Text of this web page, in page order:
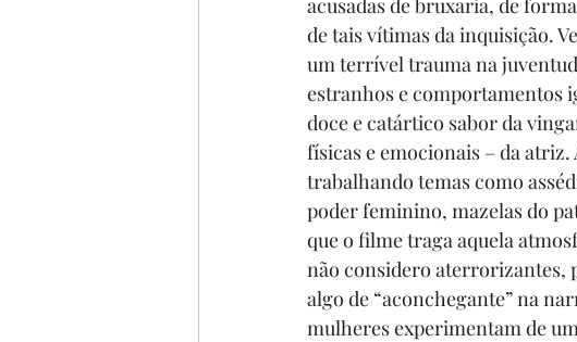
acusadas de bruxaria, de
de tais vítimas da inquisição.
um terrível trauma na
estranhos e comportamentos
doce e catártico sabor da
físicas e emocionais – da
trabalhando temas como
poder feminino, mazelas do
que o filme traga aquela
não considero aterrorizantes,
algo de “aconchegante” na
mulheres experimentam de